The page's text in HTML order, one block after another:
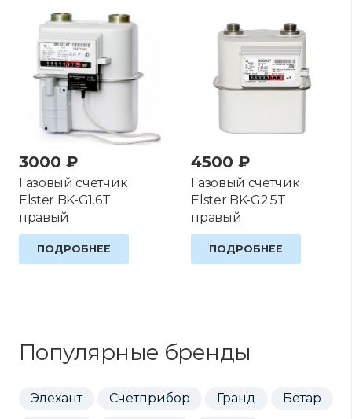
3000 ₽
Газовый счетчик
Elster BK-G1.6T
правый
ПОДРОБНЕЕ
4500₽
Газовый счетчик
Elster BK-G2.5T
правый
ПОДРОБНЕЕ
Популярные бренды
Элехант Счетприбор Гранд
Бетар